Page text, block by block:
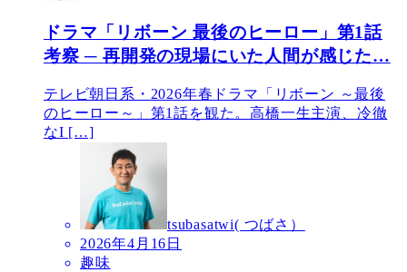
ドラマ「リボーン 最後のヒーロー」第1話
考察 ─ 再開発の現場にいた人間が感じた…
テレビ朝日系・2026年春ドラマ「リボーン ～最後
のヒーロー～」第1話を観た。高橋一生主演、冷徹
なI […]
tsubasatwi( つばさ）
2026年4月16日
趣味